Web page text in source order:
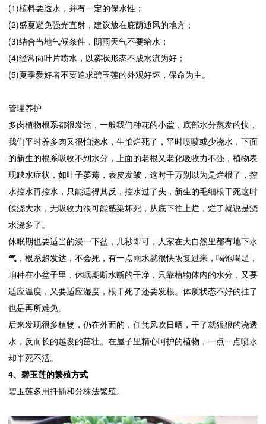
(1)植料要透水，并有一定的保水性；
(2)盛夏避免强光直射，建议放在庇荫通风的地方；
(3)结合当地气候条件，阴雨天气不要给水；
(4)经常向叶片喷水，以雾状形态不成水流为好；
(5)夏季爱好者不要追求碧玉莲的外观好坏，保命为主。
管理养护
多肉植物根系都很发达，一般我们种花的小盆，底部水分蒸发的快，
我们平时养多肉又很怕浇水，生怕烂死了，平时喷喷或少浇水，下面
的新生的根系吸收不到水分，上面的老根又老化吸收力不强，植物表
现缺水症状，如叶子萎蔫，表皮发皱，这时千万别以为是烂根了，控
水控水再控水，只能适得其反，控水过了头，新生的毛细根干死这时
候浇大水，无吸收力很可能感染坏死，从底下往上烂，烂了就说是浇
水浇多了。
休眠期也要适当的浸一下盆，几秒即可，人家在大自然里都有地下水
气，根系超发达，不会死，有一点雨水就很快恢复过来，喝饱喝足，
咱种在小盆子里，休眠期断水断的干净，只靠植物体内的水分，又要
适应温度，又要适应湿度，根干死了还要发根。体质状态不好的挂了
也是再所难免。
后来发现很多植物，仍在外面的，任凭风吹日晒，干了就狠狠的浇透
水，反而长的越发的茁壮。在屋子里精心呵护的植物，一点一点喷水
却半死不活。
4、碧玉莲的繁殖方式
碧玉莲多用扦插和分株法繁殖。